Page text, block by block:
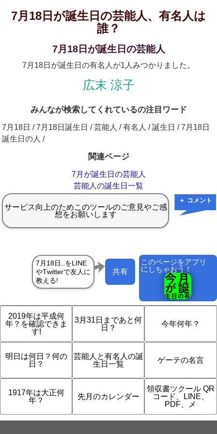
7月18日が誕生日の芸能人、有名人は
誰？
7月18日が誕生日の芸能人
7月18日が誕生日の有名人が1人みつかりました。
広末 涼子
みんなが検索してくれているの注目ワード
7月18日 / 7月18日誕生日 / 芸能人 / 有名人 / 誕生日 / 7月18日
誕生日の人 /
関連ページ
7月が誕生日の芸能人
芸能人の誕生日一覧
＋ コメント
このページをアプリ
にしちゃおう！
共有
2019年は平成何
年？を確認できま
す!
3月31日まであと何
日？
今年何年？
明日は何日？何の
日？
芸能人と有名人の誕
生日一覧
ゲーテの名言
1917年は大正何
年？
先月のカレンダー
領収書ツクール QR
コード、LINE、
PDF、メ